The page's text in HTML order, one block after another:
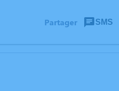
Partager SMS